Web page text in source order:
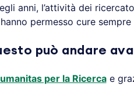
anni, l’attività dei
permesso cure
può andare
per la Ricercae